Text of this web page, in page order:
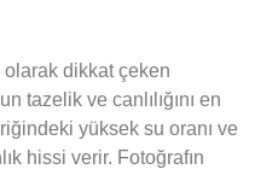
dikkat çeken
tazelik ve canlılığını en
yüksek su oranı ve
hissi verir. Fotoğrafın